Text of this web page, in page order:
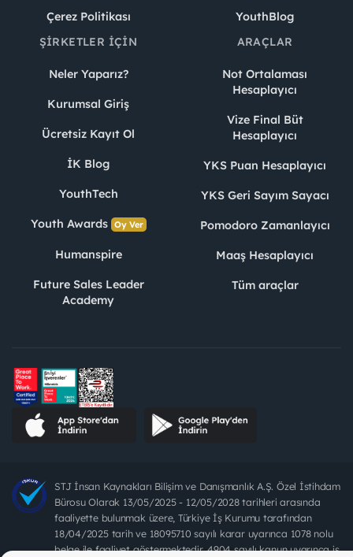
Çerez Politikası
YouthBlog
ŞIRKETLER İÇIN
Neler Yaparız?
Kurumsal Giriş
Ücretsiz Kayıt Ol
İK Blog
YouthTech
Youth Awards Oy Ver
Humanspire
Future Sales Leader
Academy
ARAÇLAR
Not Ortalaması
Hesaplayıcı
Vize Final Büt
Hesaplayıcı
YKS Puan Hesaplayıcı
YKS Geri Sayım Sayacı
Pomodoro Zamanlayıcı
Maaş Hesaplayıcı
Tüm araçlar
STJ İnsan Kaynakları Bilişim ve Danışmanlık A.Ş. Özel İstihdam
Bürosu Olarak 13/05/2025 - 12/05/2028 tarihleri arasında
faaliyette bulunmak üzere, Türkiye İş Kurumu tarafından
18/04/2025 tarih ve 18095710 sayılı karar uyarınca 1078 nolu
belge ile faaliyet göstermektedir. 4904 sayılı kanun uyarınca iş